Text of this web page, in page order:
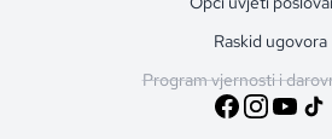
Raskid ugovora
Program vjernosti i